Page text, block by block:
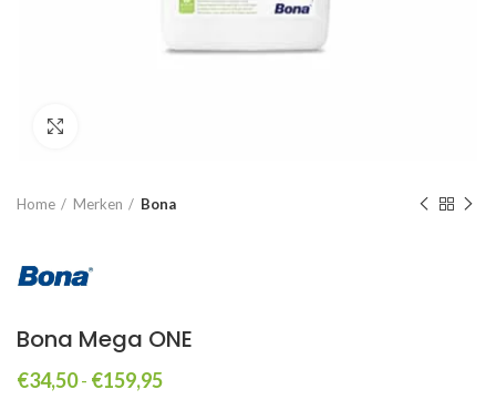
Home Merken Bona
Bona Mega ONE
€34,50- €159,95Prijsklasse: